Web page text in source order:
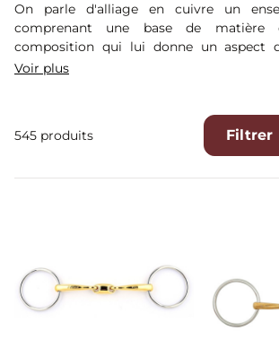
On parle d'alliage en cuivre un
comprenant une base de matière
composition qui lui donne un aspect
nombreux mélanges à base de cuivre
décontraction, la salivation et la
Voir plus
545 produits Filtrer